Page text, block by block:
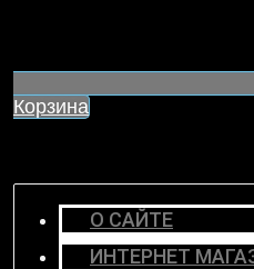
Корзина
О САЙТЕ
ИНТЕРНЕТ